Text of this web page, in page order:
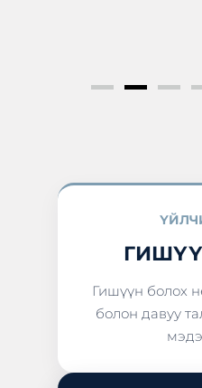
Гишүүн болох
болон давуу